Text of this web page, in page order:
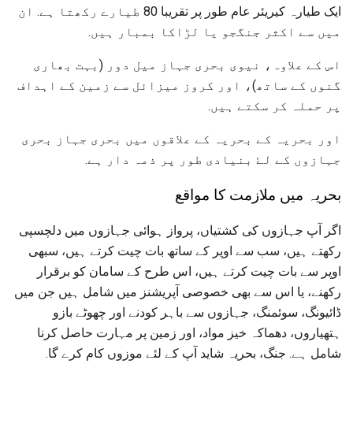
ایک طیارہ کیریئر عام طور پر تقریبا 80 طیارے رکھتا ہے. ان
میں سے اکثر جنگجو یا لڑاکا بمبار ہیں.
اس کے علاوہ، نیوی بحری جہاز میل دور (بہت بھاری
گنوں کے ساتھ)، اور کروز میزائل سے زمین کے اہداف
پر حملہ کر سکتے ہیں.
اور بحریہ کے بحریہ کے علاقوں میں بحری جہاز بحری
جہازوں کے لۓ بنیادی طور پر ذمہ دار ہے.
بحریہ میں ملازمت کا مواقع
اگر آپ جہازوں کی کشتیاں، پرواز ہوائی جہازوں میں دلچسپی
رکھتے ہیں، سب سے اوپر کے ساتھ بات چیت کرتے ہیں، سبھی
اوپر سے بات چیت کرتے ہیں، اس طرح کے سامان کو برقرار
رکھنے، یا اس سے بھی خصوصی آپریشنز میں شامل ہیں جن میں
ڈائیونگ، سوئمنگ، جہازوں سے باہر کودنے اور چھوٹے بازو
ہتھیاروں، دھماکہ خیز مواد، اور زمین پر مہارت حاصل کرنا
شامل ہے. جنگ، بحریہ شاید آپ کے لئے موزوں کام کرے گا.